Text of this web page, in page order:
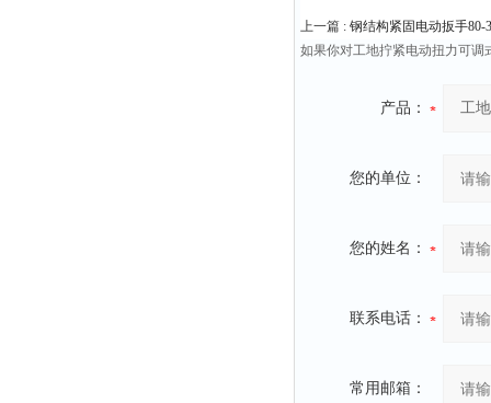
上一篇 : 钢结构紧固电动扳手80-
如果你对工地拧紧电动扭力可调
产品：
您的单位：
您的姓名：
联系电话：
常用邮箱：